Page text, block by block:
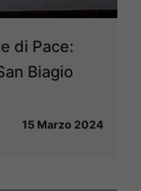
di Pace:
Biagio
15 Marzo 2024